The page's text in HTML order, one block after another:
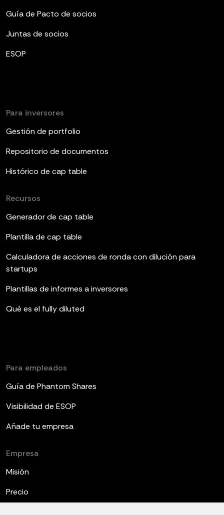
Guía de Pacto de socios
Juntas de socios
ESOP
Para inversores
Gestión de portfolio
Repositorio de documentos
Histórico de cap table
Recursos
Generador de cap table
Plantilla de cap table
Calculadora de acciones de ronda con dilución para
startups
Plantillas de informes a inversores
Qué es el fully diluted
Para empleados
Guía de Phantom Shares
Visibilidad de ESOP
Añade tu empresa
Empresa
Misión
Precio